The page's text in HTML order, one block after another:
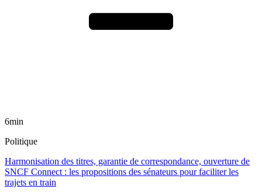
6min
Politique
Harmonisation des titres, garantie de correspondance, ouverture de
SNCF Connect : les propositions des sénateurs pour faciliter les
trajets en train